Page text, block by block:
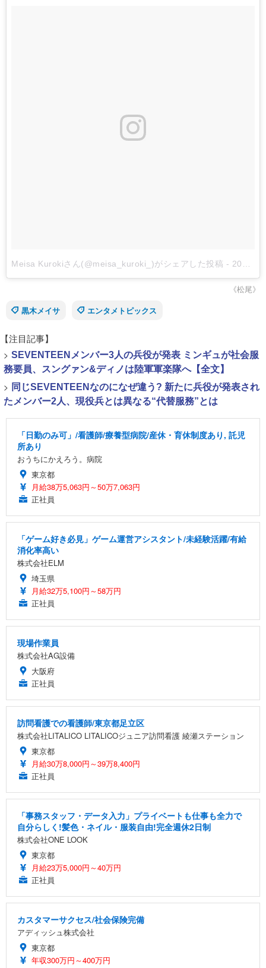
Meisa Kurokiさん(@meisa_kuroki_)がシェアした投稿 - 2018年 5月月17日午後8時49分PDT
《松尾》
黒木メイサ
エンタメトピックス
【注目記事】
> SEVENTEENメンバー3人の兵役が発表 ミンギュが社会服
務要員、スングァン&ディノは陸軍軍楽隊へ【全文】
> 同じSEVENTEENなのになぜ違う? 新たに兵役が発表され
たメンバー2人、現役兵とは異なる“代替服務”とは
「日勤のみ可」/看護師/療養型病院/産休・育休制度あり, 託児
所あり
おうちにかえろう。病院
東京都
月給38万5,063円～50万7,063円
正社員
「ゲーム好き必見」ゲーム運営アシスタント/未経験活躍/有給
消化率高い
株式会社ELM
埼玉県
月給32万5,100円～58万円
正社員
現場作業員
株式会社AG設備
大阪府
正社員
訪問看護での看護師/東京都足立区
株式会社LITALICO LITALICOジュニア訪問看護 綾瀬ステーション
東京都
月給30万8,000円～39万8,400円
正社員
「事務スタッフ・データ入力」プライベートも仕事も全力で
自分らしく!髪色・ネイル・服装自由!完全週休2日制
株式会社ONE LOOK
東京都
月給23万5,000円～40万円
正社員
カスタマーサクセス/社会保険完備
アディッシュ株式会社
東京都
年収300万円～400万円